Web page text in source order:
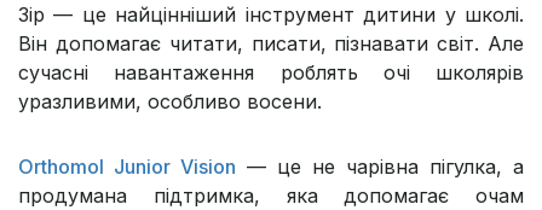
Зір — це найцінніший інструмент дитини у школі.
Він допомагає читати, писати, пізнавати світ. Але
сучасні навантаження роблять очі школярів
уразливими, особливо восени.
Orthomol Junior Vision — це не чарівна пігулка, а
продумана підтримка, яка допомагає очам